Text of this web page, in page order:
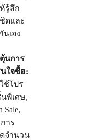
รู้สึก
ดและ
นเอง
นการ
ใจซื้อ:
ช้โปร
พิเศษ,
Sale,
าร
จำนวน